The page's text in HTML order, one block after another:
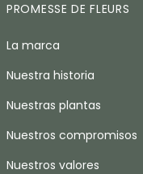
PROMESSE DE FLEURS
La marca
Nuestra historia
Nuestras plantas
Nuestros compromisos
Nuestros valores